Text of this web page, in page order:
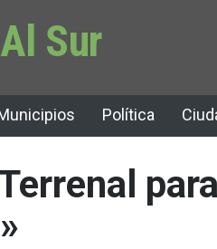
Sur
Política